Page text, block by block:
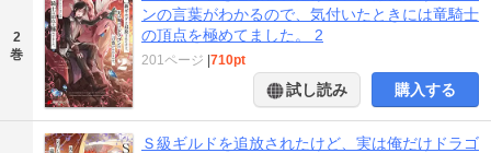
2
巻
ンの言葉がわかるので、気付いたときには竜騎士
の頂点を極めてました。 2
201ページ |710pt
試し読み 購入する
Ｓ級ギルドを追放されたけど、実は俺だけドラゴ